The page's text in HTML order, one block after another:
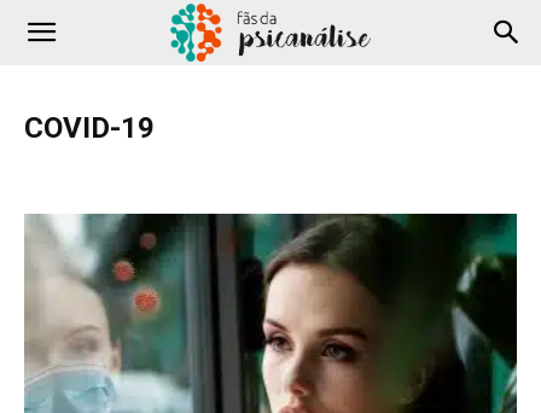
COVID-19
Literatura
Podcast Profissional Saúde
Sexualidade
Terapia
Testes YouTube